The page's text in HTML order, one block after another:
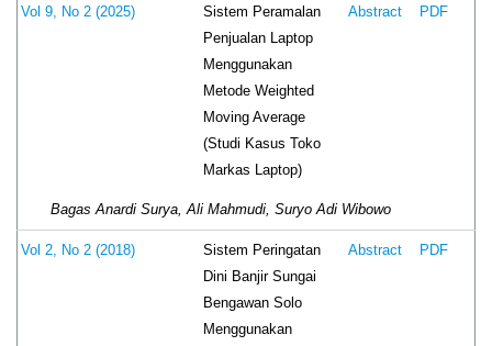
Vol 9, No 2 (2025)
Sistem Peramalan
Penjualan Laptop
Menggunakan
Metode Weighted
Moving Average
(Studi Kasus Toko
Markas Laptop)
Abstract PDF
Bagas Anardi Surya, Ali Mahmudi, Suryo Adi Wibowo
Vol 2, No 2 (2018)
Sistem Peringatan
Dini Banjir Sungai
Bengawan Solo
Menggunakan
Abstract PDF